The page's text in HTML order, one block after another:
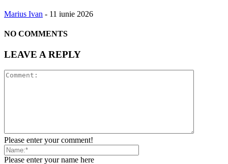
Marius Ivan - 11 iunie 2026
NO COMMENTS
LEAVE A REPLY
Please enter your comment!
Please enter your name here